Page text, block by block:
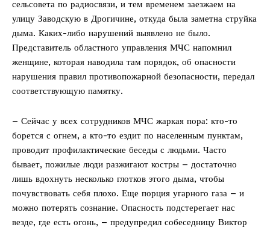
сельсовета по радиосвязи, и тем временем заезжаем на
улицу Заводскую в Дрогичине, откуда была заметна струйка
дыма. Каких-либо нарушений выявлено не было.
Представитель областного управления МЧС напомнил
женщине, которая наводила там порядок, об опасности
нарушения правил противопожарной безопасности, передал
соответствующую памятку.
– Сейчас у всех сотрудников МЧС жаркая пора: кто-то
борется с огнем, а кто-то ездит по населенным пунктам,
проводит профилактические беседы с людьми. Часто
бывает, пожилые люди разжигают костры – достаточно
лишь вдохнуть несколько глотков этого дыма, чтобы
почувствовать себя плохо. Еще порция угарного газа – и
можно потерять сознание. Опасность подстерегает нас
везде, где есть огонь, – предупредил собеседницу Виктор